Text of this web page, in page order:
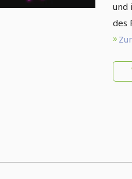
und
des